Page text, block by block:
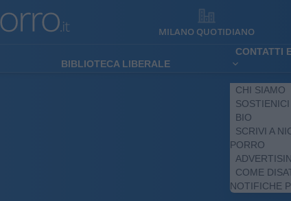
MILANO QUOTIDIANO
BIBLIOTECA LIBERALE
CONTATTI
CHI SIAMO
SOSTIENICI
BIO
SCRIVI A
PORRO
COME
NOTIFICHE